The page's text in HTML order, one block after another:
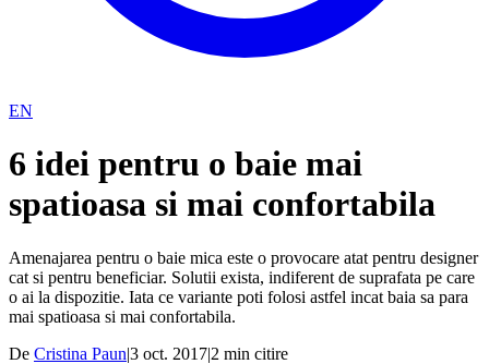
EN
6 idei pentru o baie mai
spatioasa si mai confortabila
Amenajarea pentru o baie mica este o provocare atat pentru designer
cat si pentru beneficiar. Solutii exista, indiferent de suprafata pe care
o ai la dispozitie. Iata ce variante poti folosi astfel incat baia sa para
mai spatioasa si mai confortabila.
De Cristina Paun|3 oct. 2017|2 min citire